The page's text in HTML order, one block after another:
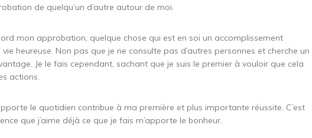
de quelqu’un d’autre autour de moi.
mon approbation, quelque chose qui est en soi un accomplissement
heureuse. Non pas que je ne consulte pas d’autres personnes et cherche un
Je le fais cependant, sachant que je suis le premier à vouloir que cela
actions.
le quotidien contribue à ma première et plus importante réussite. C’est
que j’aime déjà ce que je fais m’apporte le bonheur.